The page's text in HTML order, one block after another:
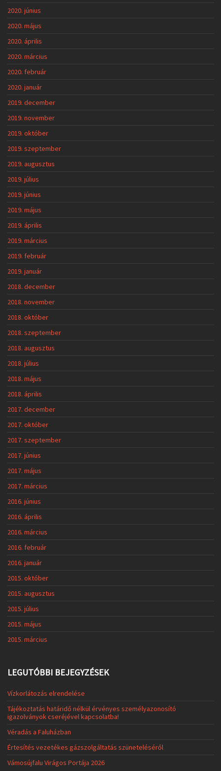
2020. június
2020. május
2020. április
2020. március
2020. február
2020. január
2019. december
2019. november
2019. október
2019. szeptember
2019. augusztus
2019. július
2019. június
2019. május
2019. április
2019. március
2019. február
2019. január
2018. december
2018. november
2018. október
2018. szeptember
2018. augusztus
2018. július
2018. május
2018. április
2017. december
2017. október
2017. szeptember
2017. június
2017. május
2017. március
2016. június
2016. április
2016. március
2016. február
2016. január
2015. október
2015. augusztus
2015. július
2015. május
2015. március
LEGUTÓBBI BEJEGYZÉSEK
Vízkorlátozás elrendelése
Tájékoztatás határidő nélkül érvényes személyazonosító
igazolványok cseréjével kapcsolatba!
Véradás a Faluházban
Értesítés vezetékes gázszolgáltatás szüneteléséről
Vámosújfalu Virágos Portája 2026